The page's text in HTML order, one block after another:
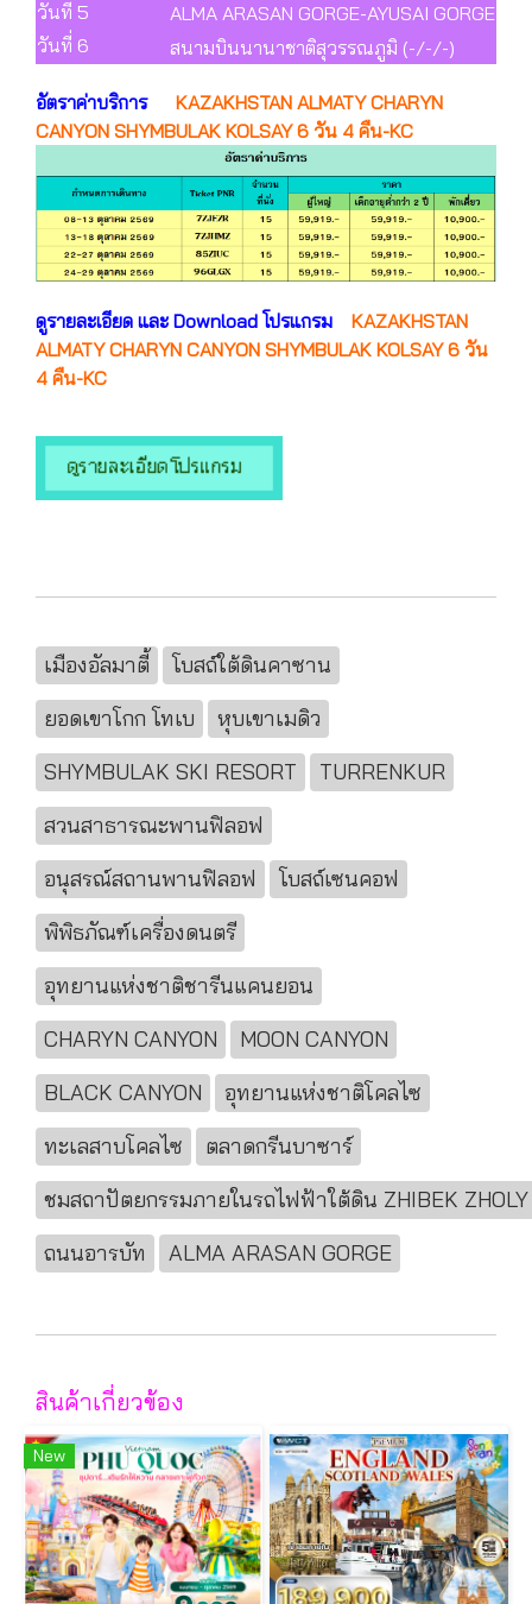
วันที่ 5
ALMA ARASAN GORGE-AYUSAI
วันที่ 6
สนามบินนานาชาติสุวรรณภูมิ (-/-/-)
อัตราค่าบริการ
KAZAKHSTAN ALMATY CHARYN
CANYON SHYMBULAK KOLSAY 6 วัน 4 คืน-KC
ดูรายละเอียด และ Download โปรแกรม
KAZAKHSTAN
ALMATY CHARYN CANYON SHYMBULAK KOLSAY 6 วัน
4 คืน-KC
เมืองอัลมาตี้
โบสถ์ใต้ดินคาซาน
ยอดเขาโกก โทเบ
หุบเขาเมดิว
SHYMBULAK SKI RESORT
TURRENKUR
สวนสาธารณะพานฟิลอฟ
อนุสรณ์สถานพานฟิลอฟ
โบสถ์เซนคอฟ
พิพิธภัณฑ์เครื่องดนตรี
อุทยานแห่งชาติชารีนแคนยอน
CHARYN CANYON
MOON CANYON
BLACK CANYON
อุทยานแห่งชาติโคลไซ
ทะเลสาบโคลไซ
ตลาดกรีนบาซาร์
ชมสถาปัตยกรรมภายในรถไฟฟ้าใต้ดิน ZHIBEK ZHOLY
ถนนอารบัท
ALMA ARASAN GORGE
สินค้าเกี่ยวข้อง
New